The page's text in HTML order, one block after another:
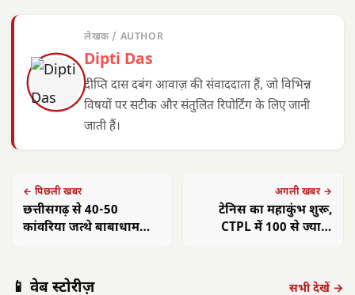
लेखक / AUTHOR
Dipti Das
दीप्ति दास दबंग आवाज़ की संवाददाता हैं, जो विभिन्न
विषयों पर सटीक और संतुलित रिपोर्टिंग के लिए जानी
जाती हैं।
← पिछली खबर
छत्तीसगढ़ से 40-50
कांवरिया जत्थे बाबाधाम
अगली खबर →
टेनिस का महाकुंभ शुरू,
CTPL में 100 से ज्यादा
📱 वेब स्टोरीज़ सभी देखें →
'बीज बोने में लगा
फोकस— हर पात्र